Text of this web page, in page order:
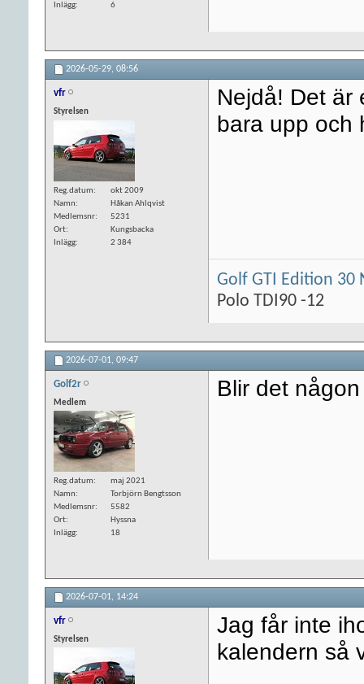
Inlägg 6
2026-05-29, 08:56
vfr
Styrelsen
Reg.datum
okt 2009
Namn
Håkan Ahlqvist
Medlemsnr
5231
Ort
Kungsbacka
Inlägg
2 384
Nejdå! Det är
bara upp och
Golf GTI Edition 30
Polo TDI90 -12
2026-07-01, 09:47
Golf2r
Medlem
Reg.datum
maj 2021
Namn
Torbjörn Bengtsson
Medlemsnr
5582
Ort
Hyssna
Inlägg
18
Blir det
2026-07-01, 14:24
vfr
Styrelsen
Jag får inte
kalendern så